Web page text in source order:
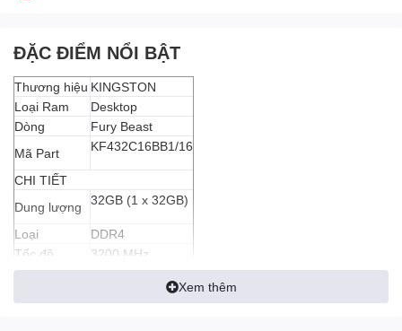
ĐẶC ĐIỂM NỔI BẬT
Thương hiệu KINGSTON
Loại Ram
Desktop
Dòng
Fury Beast
Mã Part
KF432C16BB1/16
CHI TIẾT
Dung lượng
32GB (1 x 32GB)
Loại
DDR4
Tốc độ
3200 MHz
Độ trễ
CL16-18-18
Xem thêm